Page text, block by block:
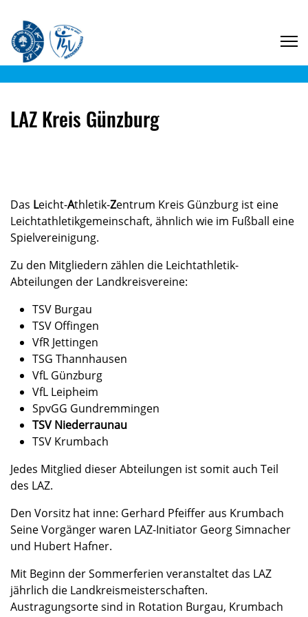
LAZ Kreis Günzburg
Das Leicht-Athletik-Zentrum Kreis Günzburg ist eine
Leichtathletikgemeinschaft, ähnlich wie im Fußball eine
Spielvereinigung.
Zu den Mitgliedern zählen die Leichtathletik-
Abteilungen der Landkreisvereine:
TSV Burgau
TSV Offingen
VfR Jettingen
TSG Thannhausen
VfL Günzburg
VfL Leipheim
SpvGG Gundremmingen
TSV Niederraunau
TSV Krumbach
Jedes Mitglied dieser Abteilungen ist somit auch Teil
des LAZ.
Den Vorsitz hat inne: Gerhard Pfeiffer aus Krumbach
Seine Vorgänger waren LAZ-Initiator Georg Simnacher
und Hubert Hafner.
Mit Beginn der Sommerferien veranstaltet das LAZ
jährlich die Landkreismeisterschaften.
Austragungsorte sind in Rotation Burgau, Krumbach